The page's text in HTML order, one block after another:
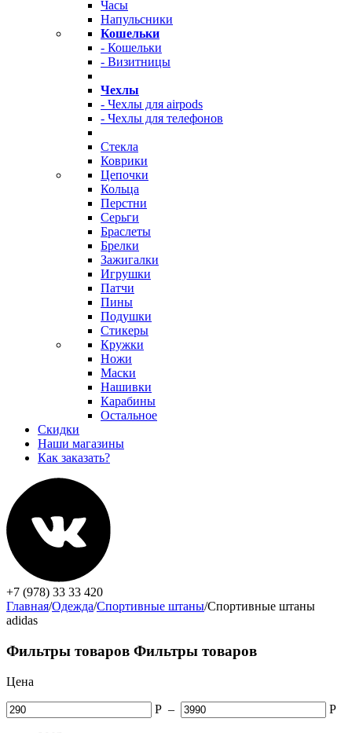
Часы
Напульсники
Кошельки
- Кошельки
- Визитницы
Чехлы
- Чехлы для airpods
- Чехлы для телефонов
Стекла
Коврики
Цепочки
Кольца
Перстни
Серьги
Браслеты
Брелки
Зажигалки
Игрушки
Патчи
Пины
Подушки
Стикеры
Кружки
Ножи
Маски
Нашивки
Карабины
Остальное
Скидки
Наши магазины
Как заказать?
+7 (978) 33 33 420
Главная/Одежда/Спортивные штаны/Спортивные штаны
adidas
Фильтры товаров Фильтры товаров
Цена
Р – Р